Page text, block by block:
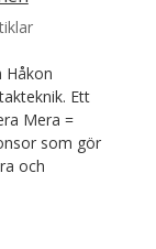
Håkon
Ett
Mera =
som gör
och